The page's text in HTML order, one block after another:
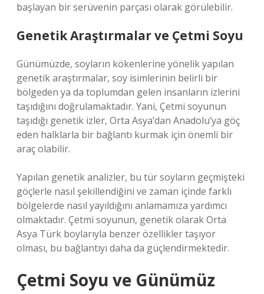
başlayan bir serüvenin parçası olarak görülebilir.
Genetik Araştırmalar ve Çetmi Soyu
Günümüzde, soyların kökenlerine yönelik yapılan
genetik araştırmalar, soy isimlerinin belirli bir
bölgeden ya da toplumdan gelen insanların izlerini
taşıdığını doğrulamaktadır. Yani, Çetmi soyunun
taşıdığı genetik izler, Orta Asya’dan Anadolu’ya göç
eden halklarla bir bağlantı kurmak için önemli bir
araç olabilir.
Yapılan genetik analizler, bu tür soyların geçmişteki
göçlerle nasıl şekillendiğini ve zaman içinde farklı
bölgelerde nasıl yayıldığını anlamamıza yardımcı
olmaktadır. Çetmi soyunun, genetik olarak Orta
Asya Türk boylarıyla benzer özellikler taşıyor
olması, bu bağlantıyı daha da güçlendirmektedir.
Çetmi Soyu ve Günümüz